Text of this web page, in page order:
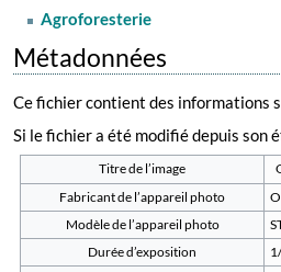
Agroforesterie
Métadonnées
Ce fichier contient des informations
Si le fichier a été modifié depuis
Titre de l’image
Fabricant de l’appareil photo
Modèle de l’appareil photo
Durée d’exposition